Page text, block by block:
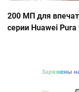
200 МП для
серии Huawei